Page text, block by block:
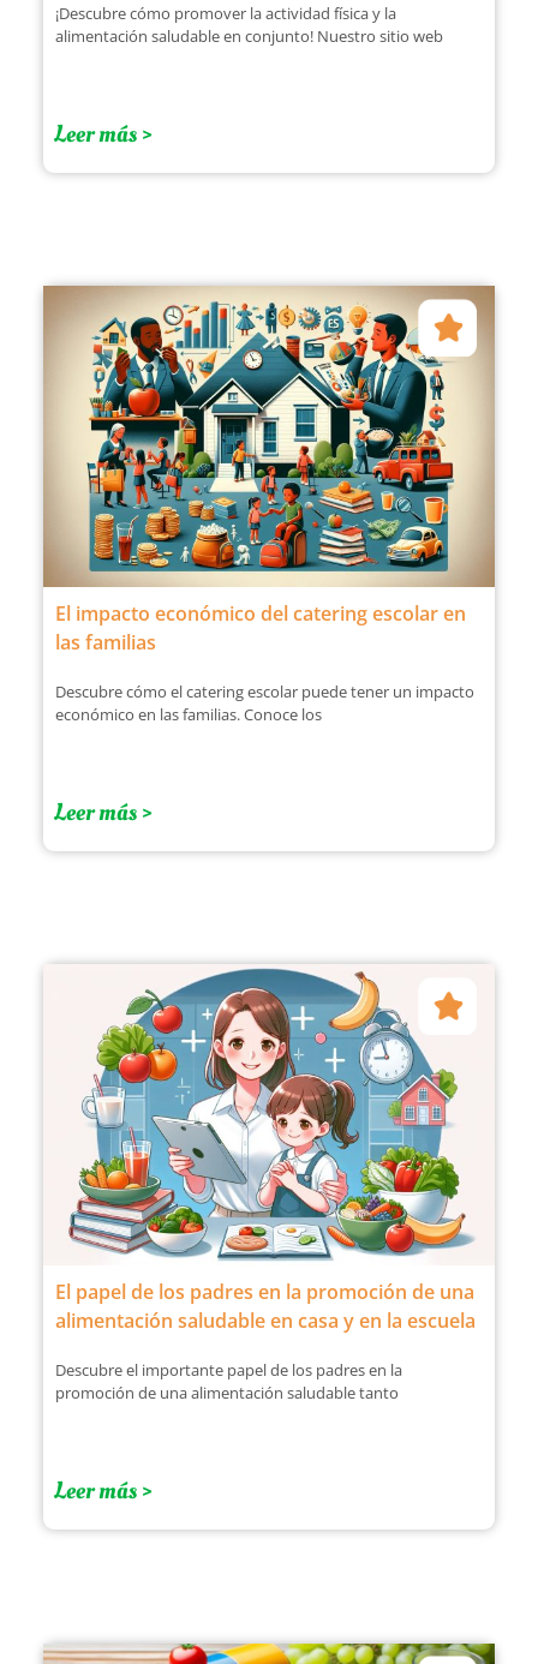
¡Descubre cómo promover la actividad física y la
alimentación saludable en conjunto! Nuestro sitio web
Leer más >
El impacto económico del catering escolar en
las familias
Descubre cómo el catering escolar puede tener un impacto
económico en las familias. Conoce los
Leer más >
El papel de los padres en la promoción de una
alimentación saludable en casa y en la escuela
Descubre el importante papel de los padres en la
promoción de una alimentación saludable tanto
Leer más >